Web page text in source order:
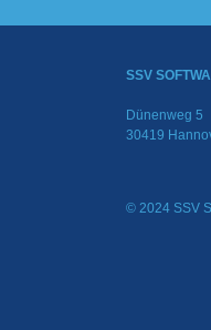
SSV
Dünenweg 5
30419
© 2024 SSV